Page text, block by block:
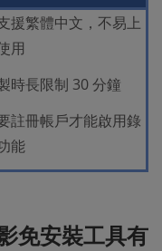
援繁體中文，不易上
用
時長限制 30 分鐘
註冊帳戶才能啟用錄
能
免安裝工具有